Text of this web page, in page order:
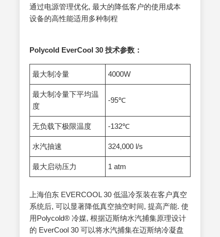
通过电源管理优化, 最大的降低客户的使用成本
设备的高性能适用多种制程
Polycold EverCool 30 技术参数：
最大制冷量 4000W
最大制冷量下平均温
度
-95℃
无负载下极限温度 -132℃
水汽抽速 324,000 l/s
最大启动压力 1 atm
上海伯东 EVERCOOL 30 低温冷泵装在客户真空
系统后, 可以显著降低真空抽空时间, 提高产能. 使
用Polycold® 冷媒, 根据迈斯纳水汽捕集原理设计
的 EverCool 30 可以将水汽捕集在迈斯纳冷凝盘